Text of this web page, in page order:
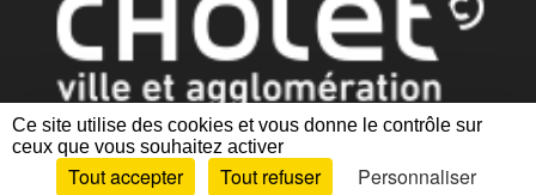
Ce site utilise des cookies et vous donne le contrôle sur
ceux que vous souhaitez activer
Tout accepter Tout refuser Personnaliser
Mentions légales|Politique de confidentialité
des cookies |Plan du site Accessibilité : partiellement conforme